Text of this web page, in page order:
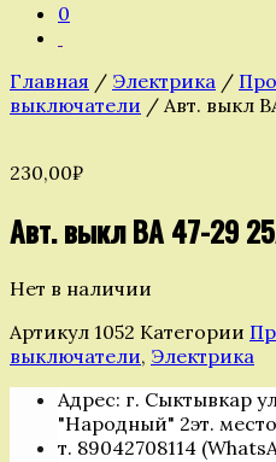
0
Главная / Электрика /
выключатели / Авт. выкл
230,00₽
Авт. выкл ВА 47-29
Нет в наличии
Артикул 1052 Категории
выключатели, Электрика
Адрес: г. Сыктывкар
"Народный" 2эт.
т. 89042708114